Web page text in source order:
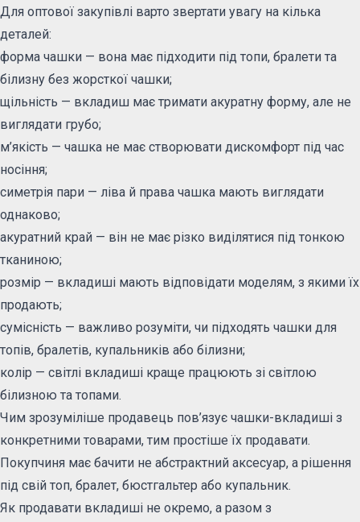
Для оптової закупівлі варто звертати увагу на кілька
деталей:
форма чашки — вона має підходити під топи, бралети та
білизну без жорсткої чашки;
щільність — вкладиш має тримати акуратну форму, але не
виглядати грубо;
м’якість — чашка не має створювати дискомфорт під час
носіння;
симетрія пари — ліва й права чашка мають виглядати
однаково;
акуратний край — він не має різко виділятися під тонкою
тканиною;
розмір — вкладиші мають відповідати моделям, з якими їх
продають;
сумісність — важливо розуміти, чи підходять чашки для
топів, бралетів, купальників або білизни;
колір — світлі вкладиші краще працюють зі світлою
білизною та топами.
Чим зрозуміліше продавець пов’язує чашки-вкладиші з
конкретними товарами, тим простіше їх продавати.
Покупчиня має бачити не абстрактний аксесуар, а рішення
під свій топ, бралет, бюстгальтер або купальник.
Як продавати вкладиші не окремо, а разом з